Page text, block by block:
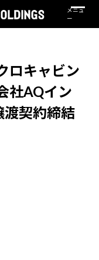
ロキャビン
社AQイン
渡契約締結